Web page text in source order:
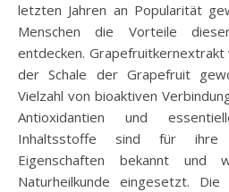
letzten Jahren an Popularität
Menschen die Vorteile
entdecken. Grapefruitkernextrakt
der Schale der Grapefruit
Vielzahl von bioaktiven
Antioxidantien und
Inhaltsstoffe sind für ihre
Eigenschaften bekannt
Naturheilkunde eingesetzt. Die